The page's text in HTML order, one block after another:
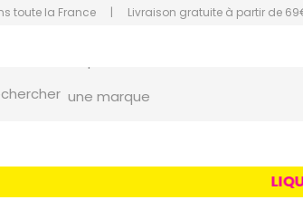
toute la France | Livraison gratuite à partir de
Grande Pharmacie Amiens Fachon
une marque
un produit
une marque